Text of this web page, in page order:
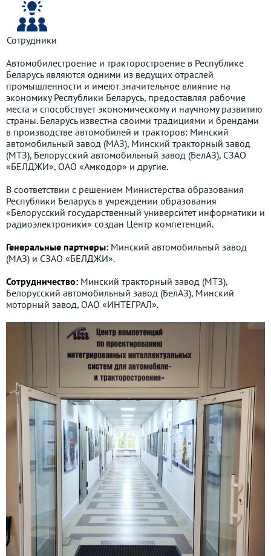
Сотрудники
Автомобилестроение и тракторостроение в Республике
Беларусь являются одними из ведущих отраслей
промышленности и имеют значительное влияние на
экономику Республики Беларусь, предоставляя рабочие
места и способствует экономическому и научному развитию
страны. Беларусь известна своими традициями и брендами
в производстве автомобилей и тракторов: Минский
автомобильный завод (МАЗ), Минский тракторный завод
(МТЗ), Белорусский автомобильный завод (БелАЗ), СЗАО
«БЕЛДЖИ», ОАО «Амкодор» и другие.
В соответствии с решением Министерства образования
Республики Беларусь в учреждении образования
«Белорусский государственный университет информатики и
радиоэлектроники» создан Центр компетенций.
Генеральные партнеры: Минский автомобильный завод
(МАЗ) и СЗАО «БЕЛДЖИ».
Сотрудничество: Минский тракторный завод (МТЗ),
Белорусский автомобильный завод (БелАЗ), Минский
моторный завод, ОАО «ИНТЕГРАЛ».